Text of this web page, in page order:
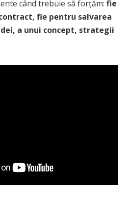
când trebuie să forțăm: fie
fie pentru salvarea
a unui concept, strategii